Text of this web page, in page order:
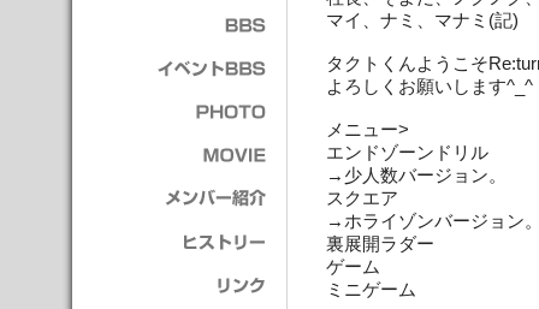
マイ、ナミ、マナミ(記)
タクトくんようこそ
よろしくお願いします^_^
メニュー>
エンドゾーンドリル
→少人数バージョン。
スクエア
→ホライゾンバージョン
裏展開ラダー
ゲーム
ミニゲーム